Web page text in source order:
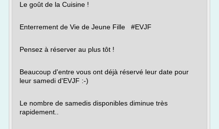
Le goût de la Cuisine !
Enterrement de Vie de Jeune Fille #EVJF
Pensez à réserver au plus tôt !
Beaucoup d'entre vous ont déjà réservé leur date pour
leur samedi d'EVJF :-)
Le nombre de samedis disponibles diminue très
rapidement..